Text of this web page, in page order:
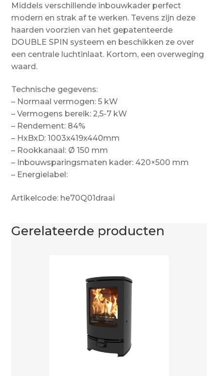
Middels verschillende inbouwkader perfect
modern en strak af te werken. Tevens zijn deze
haarden voorzien van het gepatenteerde
DOUBLE SPIN systeem en beschikken ze over
een centrale luchtinlaat. Kortom, een overweging
waard.
Technische gegevens:
– Normaal vermogen: 5 kW
– Vermogens bereik: 2,5-7 kW
– Rendement: 84%
– HxBxD: 1003x419x440mm
– Rookkanaal: Ø 150 mm
– Inbouwsparingsmaten kader: 420×500 mm
– Energielabel:
Artikelcode: he70Q01draai
Gerelateerde producten